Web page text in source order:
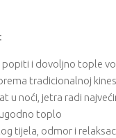
popiti i dovoljno tople
tradicionalnoj
u noći, jetra radi
toplo
tijela, odmor i